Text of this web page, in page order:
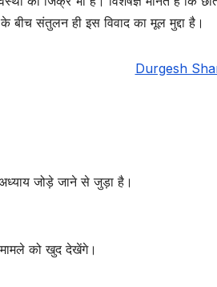
बीच संतुलन ही इस विवाद का मूल मुद्दा है।
Durgesh
अध्याय जोड़े जाने से जुड़ा है।
मामले को खुद देखेंगे।